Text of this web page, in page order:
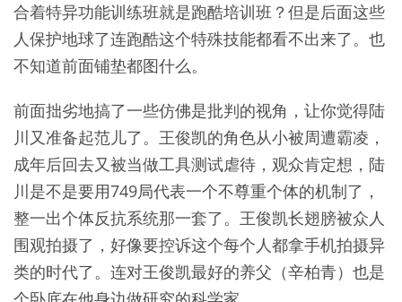
合着特异功能训练班就是跑酷培训班？但是后面这些
人保护地球了连跑酷这个特殊技能都看不出来了。也
不知道前面铺垫都图什么。
前面拙劣地搞了一些仿佛是批判的视角，让你觉得陆
川又准备起范儿了。王俊凯的角色从小被周遭霸凌，
成年后回去又被当做工具测试虐待，观众肯定想，陆
川是不是要用749局代表一个不尊重个体的机制了，
整一出个体反抗系统那一套了。王俊凯长翅膀被众人
围观拍摄了，好像要控诉这个每个人都拿手机拍摄异
类的时代了。连对王俊凯最好的养父（辛柏青）也是